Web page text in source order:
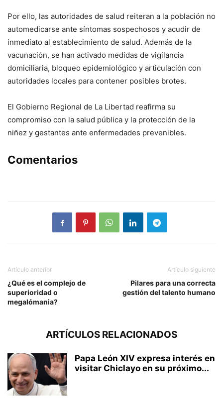
Por ello, las autoridades de salud reiteran a la población no
automedicarse ante síntomas sospechosos y acudir de
inmediato al establecimiento de salud. Además de la
vacunación, se han activado medidas de vigilancia
domiciliaria, bloqueo epidemiológico y articulación con
autoridades locales para contener posibles brotes.
El Gobierno Regional de La Libertad reafirma su
compromiso con la salud pública y la protección de la
niñez y gestantes ante enfermedades prevenibles.
Comentarios
Artículo anterior
¿Qué es el complejo de
superioridad o
megalómania?
Artículo siguiente
Pilares para una correcta
gestión del talento humano
ARTÍCULOS RELACIONADOS
Papa León XIV expresa interés en
visitar Chiclayo en su próximo...